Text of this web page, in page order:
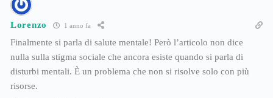
Lorenzo 1 anno fa
Finalmente si parla di salute mentale! Però l’articolo non dice
nulla sulla stigma sociale che ancora esiste quando si parla di
disturbi mentali. È un problema che non si risolve solo con più
risorse.